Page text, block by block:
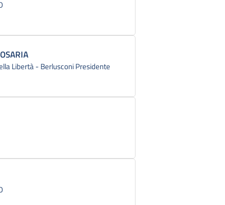
Libertà - Berlusconi Presidente